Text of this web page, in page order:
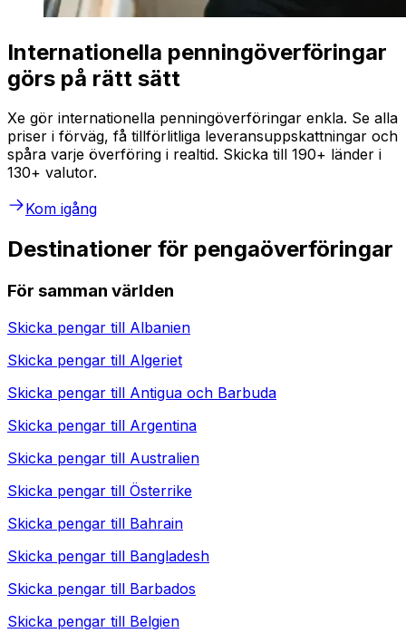
Internationella penningöverföringar
görs på rätt sätt
Xe gör internationella penningöverföringar enkla. Se alla
priser i förväg, få tillförlitliga leveransuppskattningar och
spåra varje överföring i realtid. Skicka till 190+ länder i
130+ valutor.
Kom igång
Destinationer för pengaöverföringar
För samman världen
Skicka pengar till Albanien
Skicka pengar till Algeriet
Skicka pengar till Antigua och Barbuda
Skicka pengar till Argentina
Skicka pengar till Australien
Skicka pengar till Österrike
Skicka pengar till Bahrain
Skicka pengar till Bangladesh
Skicka pengar till Barbados
Skicka pengar till Belgien